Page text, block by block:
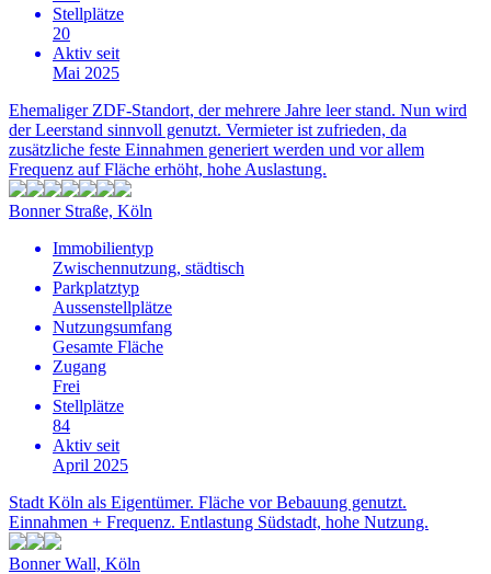
Stellplätze
20
Aktiv seit
Mai 2025
Ehemaliger ZDF-Standort, der mehrere Jahre leer stand. Nun wird
der Leerstand sinnvoll genutzt. Vermieter ist zufrieden, da
zusätzliche feste Einnahmen generiert werden und vor allem
Frequenz auf Fläche erhöht, hohe Auslastung.
Bonner Straße, Köln
Immobilientyp
Zwischennutzung, städtisch
Parkplatztyp
Aussenstellplätze
Nutzungsumfang
Gesamte Fläche
Zugang
Frei
Stellplätze
84
Aktiv seit
April 2025
Stadt Köln als Eigentümer. Fläche vor Bebauung genutzt.
Einnahmen + Frequenz. Entlastung Südstadt, hohe Nutzung.
Bonner Wall, Köln